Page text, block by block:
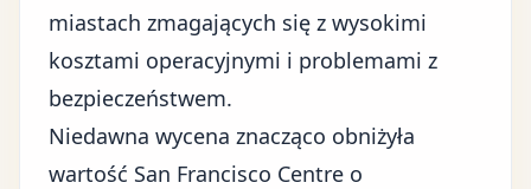
miastach zmagających się z wysokimi
kosztami operacyjnymi i problemami z
bezpieczeństwem.
Niedawna wycena znacząco obniżyła
wartość San Francisco Centre o